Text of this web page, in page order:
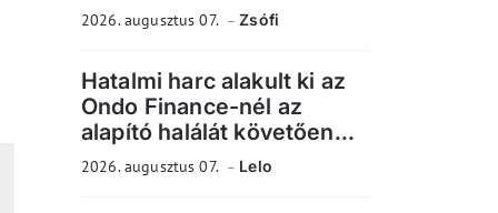
2026. augusztus 07. Zsófi
Hatalmi harc alakult ki az
Ondo Finance-nél az
alapító halálát követően...
2026. augusztus 07. Lelo